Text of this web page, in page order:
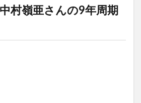
村嶺亜さんの9年周期